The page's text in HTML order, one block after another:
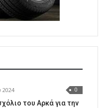
2024 0
του Αρκά για την